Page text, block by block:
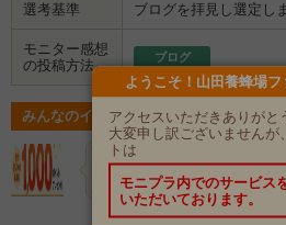
選考基準 ブログを拝見し選定し
モニター感想
の投稿方法
ブログ
みんなのイベントの意気込み
なずすけ 顔出しＯＫです
せていただきます。ぜひ試
ようこそ！山田養蜂場
アクセスいただきありがと
大変申し訳ございませんが
トは
モニプラ内でのサービス
いただいております。